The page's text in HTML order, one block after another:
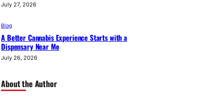
July 27, 2026
Blog
A Better Cannabis Experience Starts with a
Dispensary Near Me
July 26, 2026
About the Author